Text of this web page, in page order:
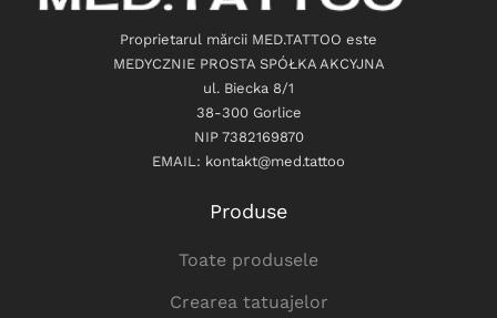
Proprietarul mărcii MED.TATTOO este
MEDYCZNIE PROSTA SPÓŁKA AKCYJNA
ul. Biecka 8/1
38-300 Gorlice
NIP 7382169870
EMAIL: kontakt@med.tattoo
Produse
Toate produsele
Crearea tatuajelor